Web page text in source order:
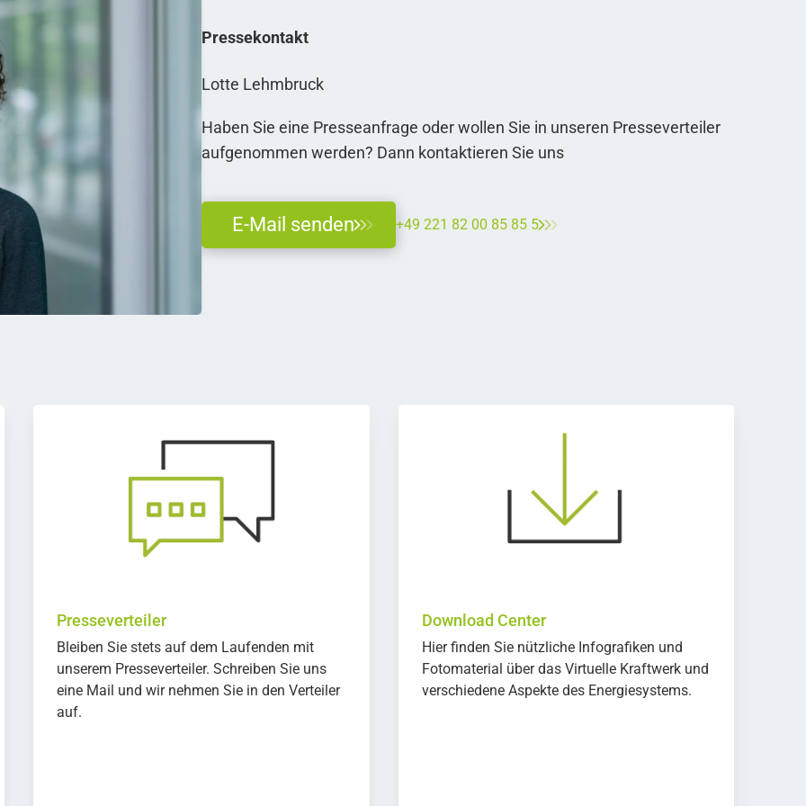
Pressekontakt
Lotte Lehmbruck
Haben Sie eine Presseanfrage oder wollen Sie in unseren Presseverteiler
aufgenommen werden? Dann kontaktieren Sie uns
E-Mail senden +49 221 82 00 85 85 5
Presseverteiler
Bleiben Sie stets auf dem Laufenden mit
unserem Presseverteiler. Schreiben Sie uns
eine Mail und wir nehmen Sie in den Verteiler
auf.
Download Center
Hier finden Sie nützliche Infografiken und
Fotomaterial über das Virtuelle Kraftwerk und
verschiedene Aspekte des Energiesystems.